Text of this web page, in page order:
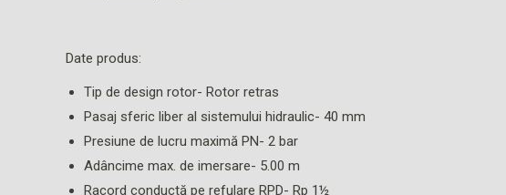
Date produs:
Tip de design rotor- Rotor retras
Pasaj sferic liber al sistemului hidraulic- 40 mm
Presiune de lucru maximă PN- 2 bar
Adâncime max. de imersare- 5.00 m
Racord conductă pe refulare RPD- Rp 1½